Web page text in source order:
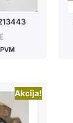
Akcija!